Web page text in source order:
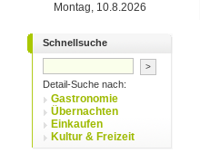
Montag, 10.8.2026
Schnellsuche
Detail-Suche nach:
Gastronomie
Übernachten
Einkaufen
Kultur & Freizeit